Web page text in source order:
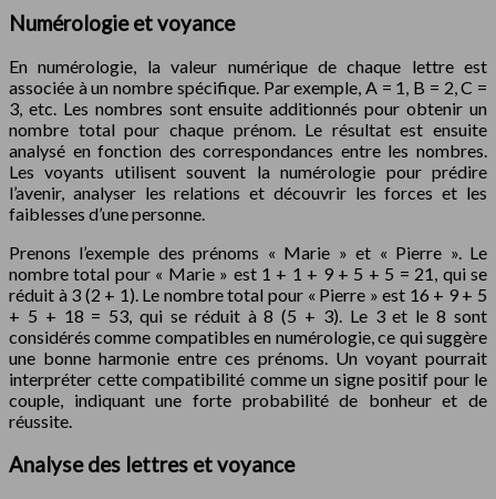
Numérologie et voyance
En numérologie, la valeur numérique de chaque lettre est
associée à un nombre spécifique. Par exemple, A = 1, B = 2, C =
3, etc. Les nombres sont ensuite additionnés pour obtenir un
nombre total pour chaque prénom. Le résultat est ensuite
analysé en fonction des correspondances entre les nombres.
Les voyants utilisent souvent la numérologie pour prédire
l’avenir, analyser les relations et découvrir les forces et les
faiblesses d’une personne.
Prenons l’exemple des prénoms « Marie » et « Pierre ». Le
nombre total pour « Marie » est 1 + 1 + 9 + 5 + 5 = 21, qui se
réduit à 3 (2 + 1). Le nombre total pour « Pierre » est 16 + 9 + 5
+ 5 + 18 = 53, qui se réduit à 8 (5 + 3). Le 3 et le 8 sont
considérés comme compatibles en numérologie, ce qui suggère
une bonne harmonie entre ces prénoms. Un voyant pourrait
interpréter cette compatibilité comme un signe positif pour le
couple, indiquant une forte probabilité de bonheur et de
réussite.
Analyse des lettres et voyance